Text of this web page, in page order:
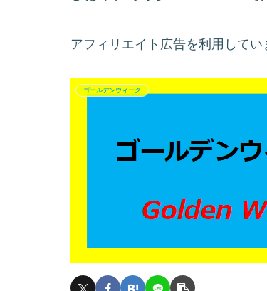
アフィリエイト広告を利用してい
ゴールデンウィーク